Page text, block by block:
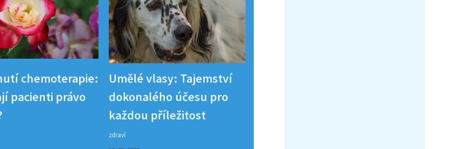
chemoterapie:
pacienti právo
Umělé vlasy: Tajemství
dokonalého účesu pro
každou příležitost
zdraví